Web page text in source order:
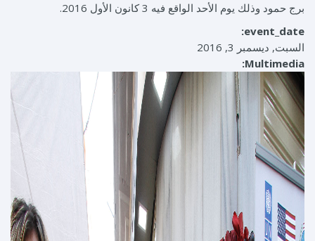
برج حمود وذلك يوم الأحد الواقع فيه 3 كانون الأول 2016.
event_date:
السبت, ديسمبر 3, 2016
Multimedia: